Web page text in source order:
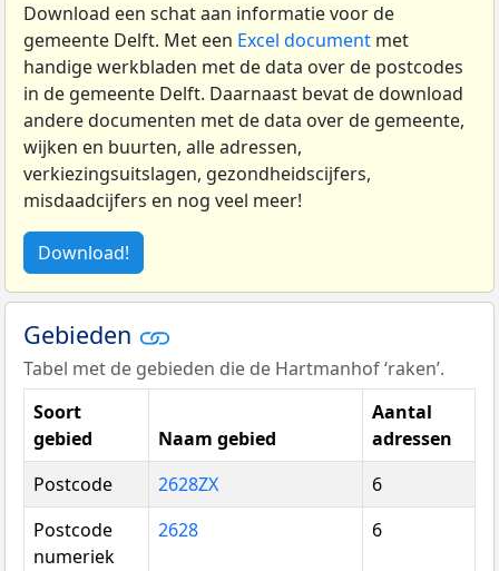
Download een schat aan informatie voor de
gemeente Delft. Met een Excel document met
handige werkbladen met de data over de postcodes
in de gemeente Delft. Daarnaast bevat de download
andere documenten met de data over de gemeente,
wijken en buurten, alle adressen,
verkiezingsuitslagen, gezondheidscijfers,
misdaadcijfers en nog veel meer!
Download!
Gebieden
Tabel met de gebieden die de Hartmanhof ‘raken’.
Soort
gebied
Naam gebied
Aantal
adressen
Postcode
2628ZX
6
Postcode
numeriek
2628 6